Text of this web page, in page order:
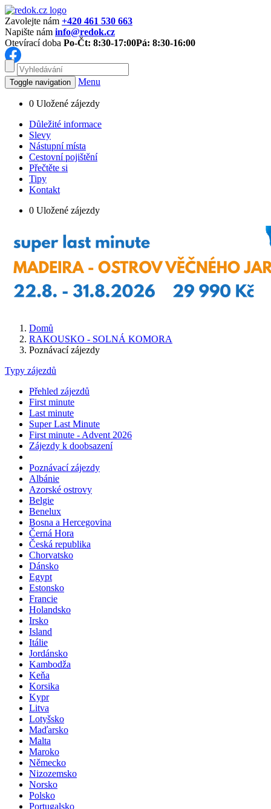
Zavolejte nám +420 461 530 663
Napište nám info@redok.cz
Otevírací doba Po-Čt: 8:30-17:00Pá: 8:30-16:00
Toggle navigation Menu
0 Uložené zájezdy
Důležité informace
Slevy
Nástupní místa
Cestovní pojištění
Přečtěte si
Tipy
Kontakt
0 Uložené zájezdy
Domů
RAKOUSKO - SOLNÁ KOMORA
Poznávací zájezdy
Typy zájezdů
Přehled zájezdů
First minute
Last minute
Super Last Minute
First minute - Advent 2026
Zájezdy k doobsazení
Poznávací zájezdy
Albánie
Azorské ostrovy
Belgie
Benelux
Bosna a Hercegovina
Černá Hora
Česká republika
Chorvatsko
Dánsko
Egypt
Estonsko
Francie
Holandsko
Irsko
Island
Itálie
Jordánsko
Kambodža
Keňa
Korsika
Kypr
Litva
Lotyšsko
Maďarsko
Malta
Maroko
Německo
Nizozemsko
Norsko
Polsko
Portugalsko